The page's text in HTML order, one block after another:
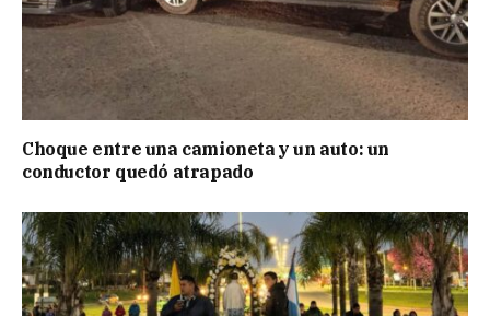
Choque entre una camioneta y un auto: un
conductor quedó atrapado